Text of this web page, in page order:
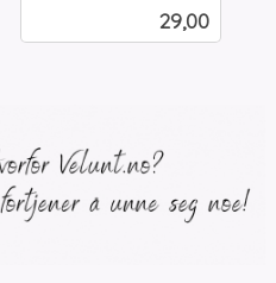
Pris
29,00